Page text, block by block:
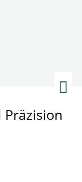
Weiter